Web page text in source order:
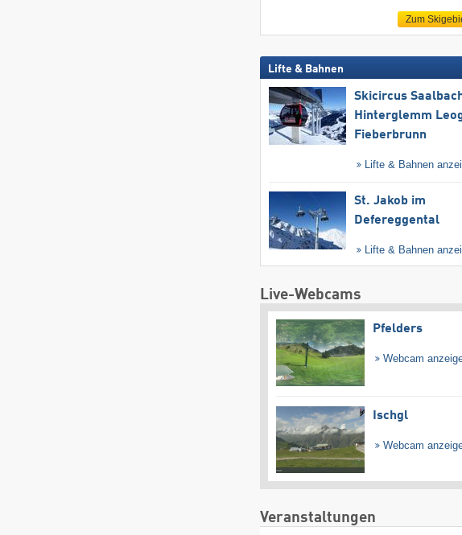
Zum
Lifte & Bahnen
Skicircus
Hinterglemm
Fieberbrunn
Lifte & Bahnen
St. Jakob im
Defereggental
Lifte & Bahnen
Live-Webcams
Pfelders
Webcam
Ischgl
Webcam
Veranstaltungen